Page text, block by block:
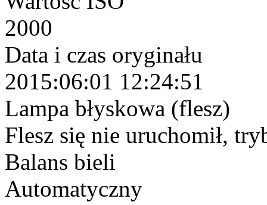
2000
Data i czas oryginału
2015:06:01 12:24:51
Lampa błyskowa (flesz)
Flesz się nie uruchomił,
Balans bieli
Automatyczny